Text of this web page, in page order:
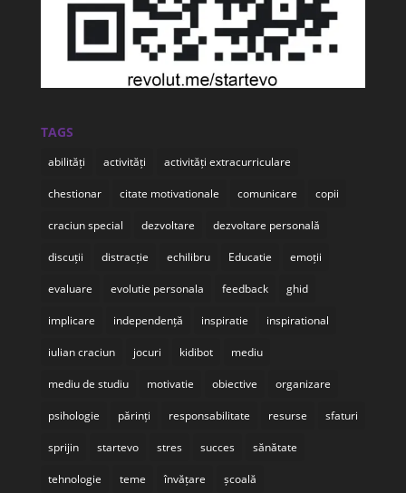
TAGS
abilități activități activități extracurriculare
chestionar citate motivationale comunicare copii
craciun special dezvoltare dezvoltare personală
discuții distracție echilibru Educatie emoții
evaluare evolutie personala feedback ghid
implicare independență inspiratie inspirational
iulian craciun jocuri kidibot mediu
mediu de studiu motivatie obiective organizare
psihologie părinți responsabilitate resurse sfaturi
sprijin startevo stres succes sănătate
tehnologie teme învățare școală